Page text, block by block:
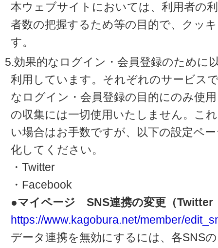
本ウェブサイトにおいては、利用者の
者数の把握するため等の目的で、クッ
す。
5.効果的なログイン・会員登録のために
利用しています。それぞれのサービス
なログイン・会員登録の目的にのみ使
の収集には一切使用いたしません。こ
い場合はお手数ですが、以下の設定ペ
化してください。
・Twitter
・Facebook
●マイページ SNS連携の変更（Twitter
https://www.kagobura.net/member/
データ連携を無効にするには、各SNS